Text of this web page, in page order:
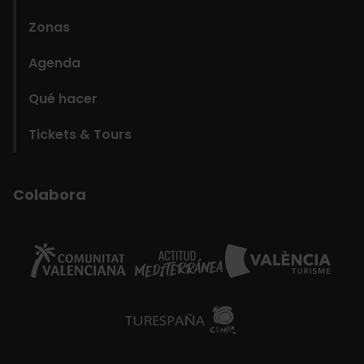
Zonas
Agenda
Qué hacer
Tickets & Tours
Colabora